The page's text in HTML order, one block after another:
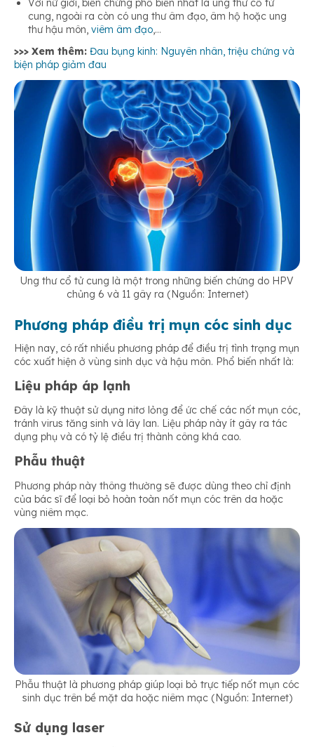
Với nữ giới, biến chứng phổ biến nhất là ung thư cổ tử
cung, ngoài ra còn có ung thư âm đạo, âm hộ hoặc ung
thư hậu môn, viêm âm đạo,…
>>> Xem thêm: Đau bụng kinh: Nguyên nhân, triệu chứng và
biện pháp giảm đau
Ung thư cổ tử cung là một trong những biến chứng do HPV
chủng 6 và 11 gây ra (Nguồn: Internet)
Phương pháp điều trị mụn cóc sinh dục
Hiện nay, có rất nhiều phương pháp để điều trị tình trạng mụn
cóc xuất hiện ở vùng sinh dục và hậu môn. Phổ biến nhất là:
Liệu pháp áp lạnh
Đây là kỹ thuật sử dụng nitơ lỏng để ức chế các nốt mụn cóc,
tránh virus tăng sinh và lây lan. Liệu pháp này ít gây ra tác
dụng phụ và có tỷ lệ điều trị thành công khá cao.
Phẫu thuật
Phương pháp này thông thường sẽ được dùng theo chỉ định
của bác sĩ để loại bỏ hoàn toàn nốt mụn cóc trên da hoặc
vùng niêm mạc.
Phẫu thuật là phương pháp giúp loại bỏ trực tiếp nốt mụn cóc
sinh dục trên bề mặt da hoặc niêm mạc (Nguồn: Internet)
Sử dụng laser